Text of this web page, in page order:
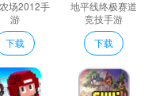
有趣的挑战击落对方的敌
限乐趣。
趣的挑战击落对方的敌
场2012手
游
下载
地平线终极赛道
竞技手游
下载